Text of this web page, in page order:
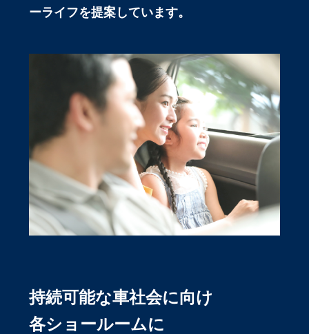
ーライフを提案しています。
持続可能な車社会に向け
各ショールームに